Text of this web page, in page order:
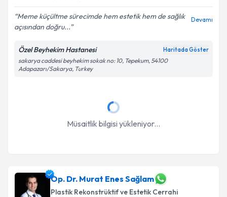
Kişisel verilerimin işlenmesine ilişkinAydınlatma
Metni'ni okudum ve kişisel verilerimin belirtilen
kapsamda işlenmesini kabul ediyorum.
Takvim Talebini Gönder
Meme küçültme sürecimde hem estetik hem de sağlık
açısından doğru...
Devamı
Özel Beyhekim Hastanesi Haritada Göster
sakarya caddesi beyhekim sokak no: 10, Tepekum, 54100
Adapazarı/Sakarya, Turkey
Müsaitlik bilgisi yükleniyor...
Op. Dr. Murat Enes Sağlam
Plastik Rekonstrüktif ve Estetik Cerrahi